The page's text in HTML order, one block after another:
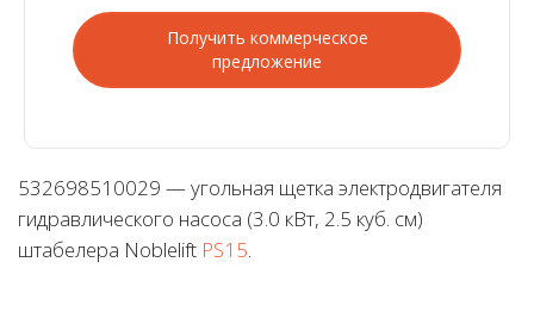
Получить коммерческое
предложение
532698510029 — угольная щетка электродвигателя
гидравлического насоса (3.0 кВт, 2.5 куб. см)
штабелера Noblelift PS15.